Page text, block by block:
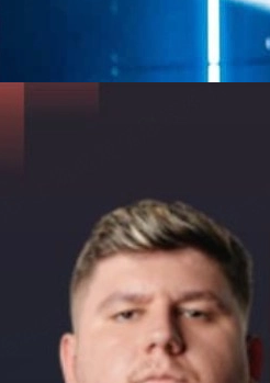
David William
HeavyGod 인터뷰와 CS2
저 플레이오프 인터뷰와 준비 루
CS2 스킨을 즐기는 법까지 한 번